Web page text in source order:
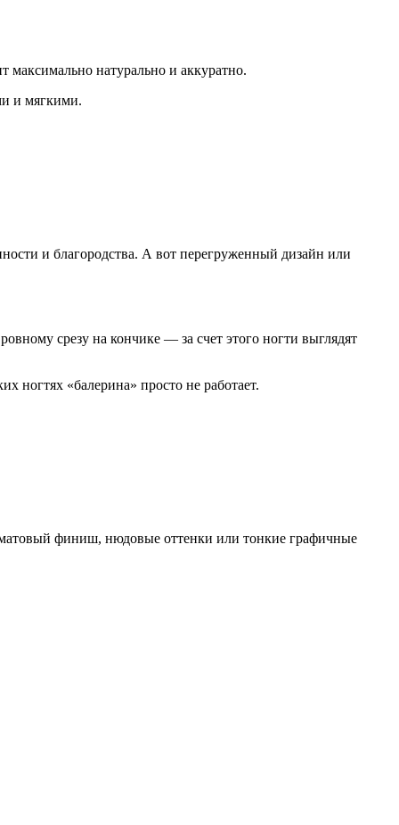
максимально натурально и аккуратно.
и мягкими.
и благородства. А вот перегруженный дизайн или
срезу на кончике — за счет этого ногти выглядят
ногтях «балерина» просто не работает.
финиш, нюдовые оттенки или тонкие графичные